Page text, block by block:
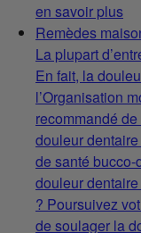
en savoir plus
Remèdes
La plupart
En fait, la
l’Organisation
recommandé
douleur
de santé
douleur
? Poursuivez
de soulager la